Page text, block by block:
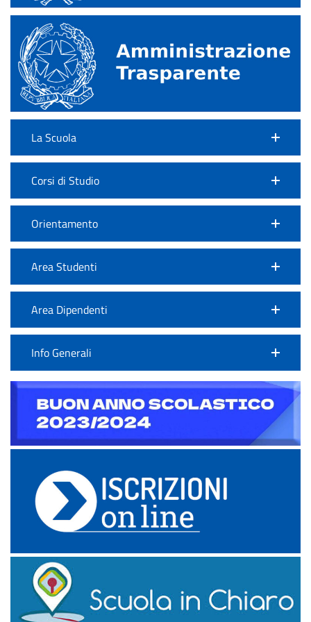
La Scuola
Corsi di Studio
Orientamento
Area Studenti
Area Dipendenti
Info Generali